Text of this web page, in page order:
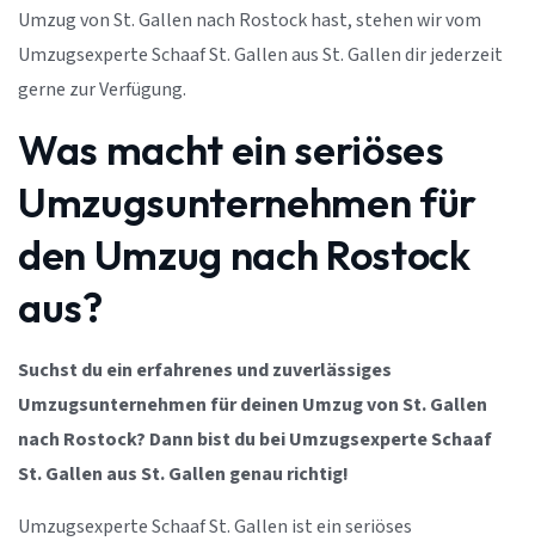
Umzug von St. Gallen nach Rostock hast, stehen wir vom
Umzugsexperte Schaaf St. Gallen aus St. Gallen dir jederzeit
gerne zur Verfügung.
Was macht ein seriöses
Umzugsunternehmen für
den Umzug nach Rostock
aus?
Suchst du ein erfahrenes und zuverlässiges
Umzugsunternehmen für deinen Umzug von St. Gallen
nach Rostock? Dann bist du bei Umzugsexperte Schaaf
St. Gallen aus St. Gallen genau richtig!
Umzugsexperte Schaaf St. Gallen ist ein seriöses